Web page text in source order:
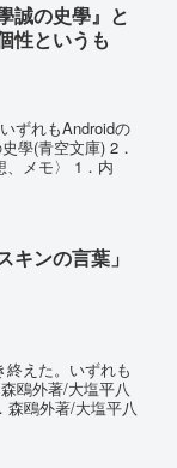
誠の史學』と
性というも
ずれもAndroidの
學(青空文庫) 2．
、メモ〉 1．内
キンの言葉」
えた。いずれも
鴎外著/大塩平八
森鴎外著/大塩平八